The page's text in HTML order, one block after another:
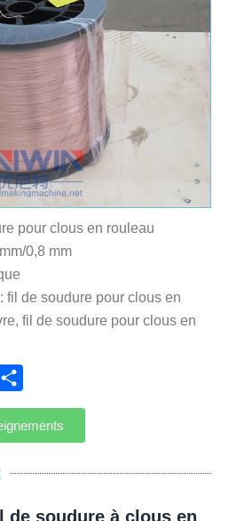
pour clous en rouleau
0,8 mm
fil de soudure pour clous en
fil de soudure pour clous en
de soudure à clous en